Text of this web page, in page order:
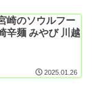
崎のソウルフー
辛麺 みやび 川越
2025.01.26